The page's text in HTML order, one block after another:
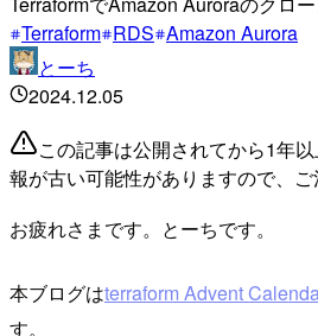
Terraform RDS Amazon Aurora
とーち
2024.12.05
この記事は公開されてから1年
報が古い可能性がありますので、ご
お疲れさまです。とーちです。
本ブログはterraform Advent
す。